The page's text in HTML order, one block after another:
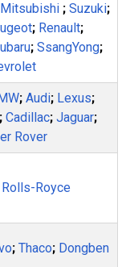
Mitsubishi; Suzuki;
; Renault;
; SsangYong;
; Audi; Lexus;
; Cadillac; Jaguar;
Rover
Rolls-Royce
; Thaco; Dongben